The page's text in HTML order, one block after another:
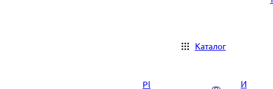
Каталог
Pl
И